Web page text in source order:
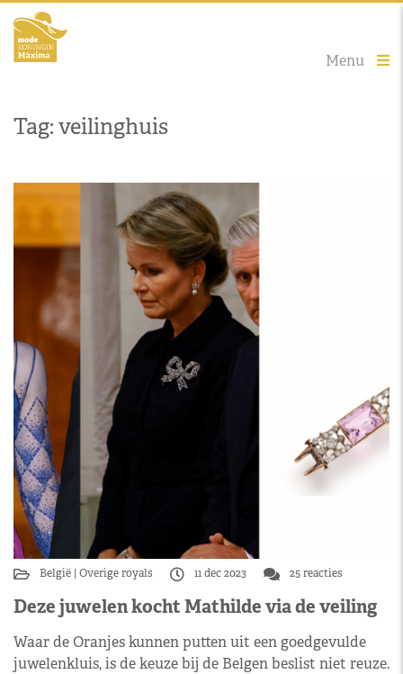
Menu
Tag: veilinghuis
België Overige royals 11 dec 2023 25 reacties
Deze juwelen kocht Mathilde via de veiling
Waar de Oranjes kunnen putten uit een goedgevulde
juwelenkluis, is de keuze bij de Belgen beslist niet reuze.